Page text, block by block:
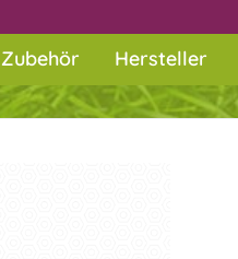
Zubehör Hersteller